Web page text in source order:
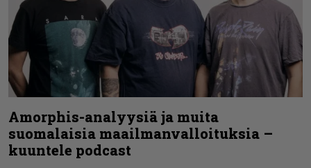
Amorphis-analyysiä ja muita
suomalaisia maailmanvalloituksia –
kuuntele podcast